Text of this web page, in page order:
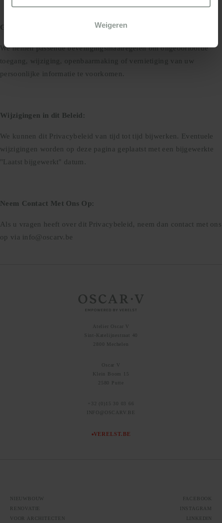
Weigeren
Gegevensbeveiliging:
We nemen passende beveiligingsmaatregelen om ongeoorloofde
toegang, wijziging, openbaarmaking of vernietiging van uw
persoonlijke informatie te voorkomen.
Wijzigingen in dit Beleid:
We kunnen dit Privacybeleid van tijd tot tijd bijwerken. Eventuele
wijzigingen worden op deze pagina geplaatst met een bijgewerkte
"Laatst bijgewerkt" datum.
Neem Contact Met Ons Op:
Als u vragen heeft over dit Privacybeleid, neem dan contact met ons
op via info@oscarv.be
Home page
Atelier Oscar V
Sint-Katelijnestraat 40
2800 Mechelen
Oscar V
Klein Boom 15
2580 Putte
+32 (0)15 30 03 66
INFO@OSCARV.BE
VERELST.BE
NIEUWBOUW
RENOVATIE
VOOR ARCHITECTEN
FACEBOOK
INSTAGRAM
LINKEDIN